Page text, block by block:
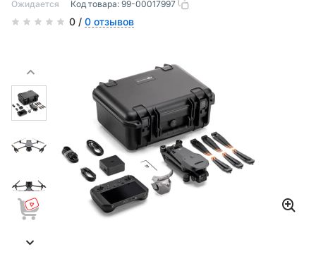
Ожидается Код товара: 99-00017997
0 / 0 отзывов